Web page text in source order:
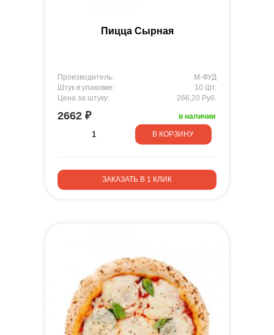
Пицца Сырная
Производитель:
М-ФУД
Штук в упаковке:
10 Шт.
Цена за штуку:
266,20 Руб.
2662 ₽ в наличии
В КОРЗИНУ
ЗАКАЗАТЬ В 1 КЛИК